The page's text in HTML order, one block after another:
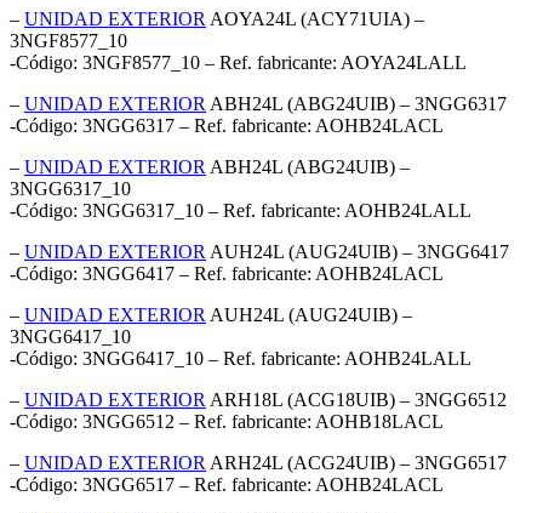
– UNIDAD EXTERIOR AOYA24L (ACY71UIA) –
3NGF8577_10
-Código: 3NGF8577_10 – Ref. fabricante: AOYA24LALL
– UNIDAD EXTERIOR ABH24L (ABG24UIB) – 3NGG6317
-Código: 3NGG6317 – Ref. fabricante: AOHB24LACL
– UNIDAD EXTERIOR ABH24L (ABG24UIB) –
3NGG6317_10
-Código: 3NGG6317_10 – Ref. fabricante: AOHB24LALL
– UNIDAD EXTERIOR AUH24L (AUG24UIB) – 3NGG6417
-Código: 3NGG6417 – Ref. fabricante: AOHB24LACL
– UNIDAD EXTERIOR AUH24L (AUG24UIB) –
3NGG6417_10
-Código: 3NGG6417_10 – Ref. fabricante: AOHB24LALL
– UNIDAD EXTERIOR ARH18L (ACG18UIB) – 3NGG6512
-Código: 3NGG6512 – Ref. fabricante: AOHB18LACL
– UNIDAD EXTERIOR ARH24L (ACG24UIB) – 3NGG6517
-Código: 3NGG6517 – Ref. fabricante: AOHB24LACL